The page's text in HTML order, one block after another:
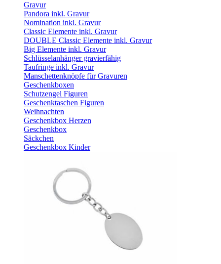
Gravur
Pandora inkl. Gravur
Nomination inkl. Gravur
Classic Elemente inkl. Gravur
DOUBLE Classic Elemente inkl. Gravur
Big Elemente inkl. Gravur
Schlüsselanhänger gravierfähig
Taufringe inkl. Gravur
Manschettenknöpfe für Gravuren
Geschenkboxen
Schutzengel Figuren
Geschenktaschen Figuren
Weihnachten
Geschenkbox Herzen
Geschenkbox
Säckchen
Geschenkbox Kinder